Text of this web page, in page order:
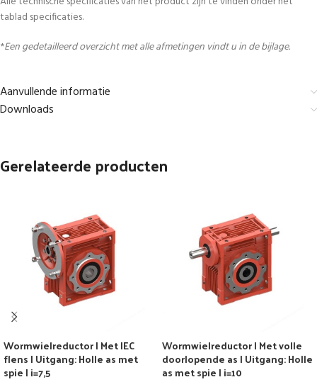
tablad specificaties.
*Een gedetailleerd overzicht met alle afmetingen vindt u in de bijlage.
Aanvullende informatie
Downloads
Gerelateerde producten
Wormwielreductor | Met IEC
flens | Uitgang: Holle as met
spie | i=7,5
Wormwielreductor | Met volle
doorlopende as | Uitgang: Holle
as met spie | i=10